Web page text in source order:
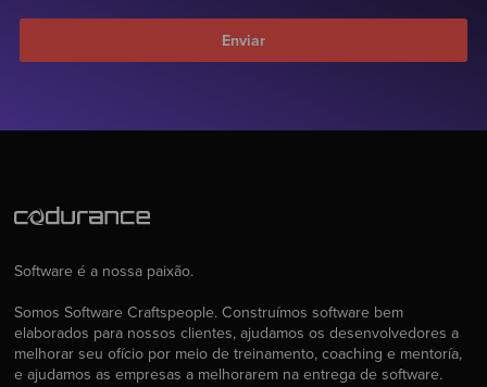
Software é a nossa paixão.
Somos Software Craftspeople. Construímos software bem
elaborados para nossos clientes, ajudamos os desenvolvedores a
melhorar seu ofício por meio de treinamento, coaching e mentoría,
e ajudamos as empresas a melhorarem na entrega de software.